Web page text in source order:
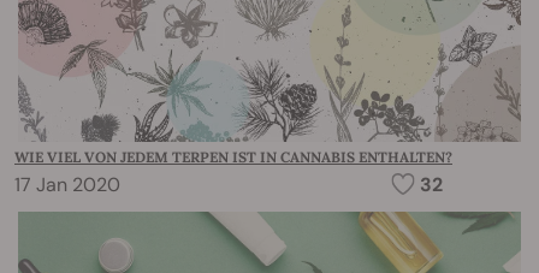
WIE VIEL VON JEDEM TERPEN IST IN CANNABIS ENTHALTEN?
17 Jan 2020 32